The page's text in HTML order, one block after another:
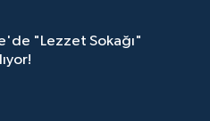
"Lezzet Sokağı"